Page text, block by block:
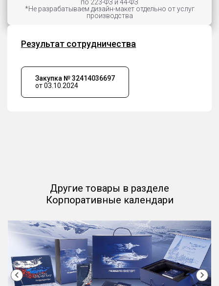
по 223-ФЗ и 44-ФЗ
*Не разрабатываем дизайн-макет отдельно от услуг
производства
Результат сотрудничества
Закупка № 32414036697
от 03.10.2024
Другие товары в разделе
Корпоративные календари